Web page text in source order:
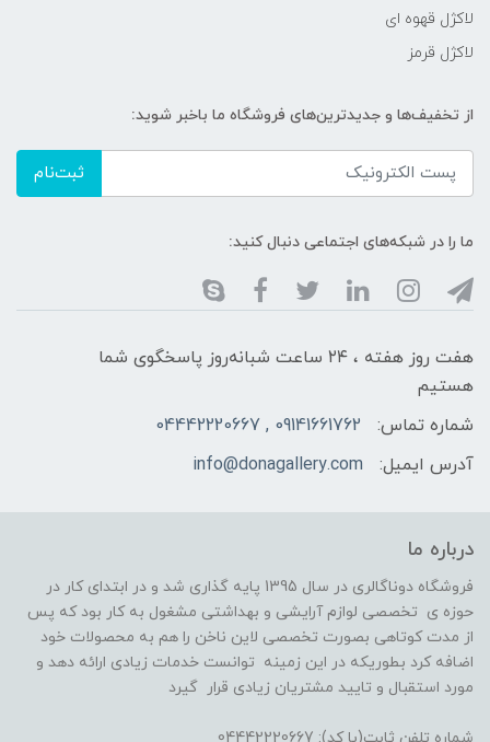
لاکژل قهوه ای
لاکژل قرمز
از تخفیف‌ها و جدیدترین‌های فروشگاه ما باخبر شوید:
ثبت‌نام
ما را در شبکه‌های اجتماعی دنبال کنید:
هفت روز هفته ، ۲۴ ساعت شبانه‌روز پاسخگوی شما
هستیم
شماره تماس:
09141661762 , 04442220667
آدرس ایمیل:
info@donagallery.com
درباره ما
فروشگاه دوناگالری در سال 1395 پایه گذاری شد و در ابتدای کار در
حوزه ی تخصصی لوازم آرایشی و بهداشتی مشغول به کار بود که پس
از مدت کوتاهی بصورت تخصصی لاین ناخن را هم به محصولات خود
اضافه کرد بطوریکه در این زمینه توانست خدمات زیادی ارائه دهد و
مورد استقبال و تایید مشتریان زیادی قرار گیرد